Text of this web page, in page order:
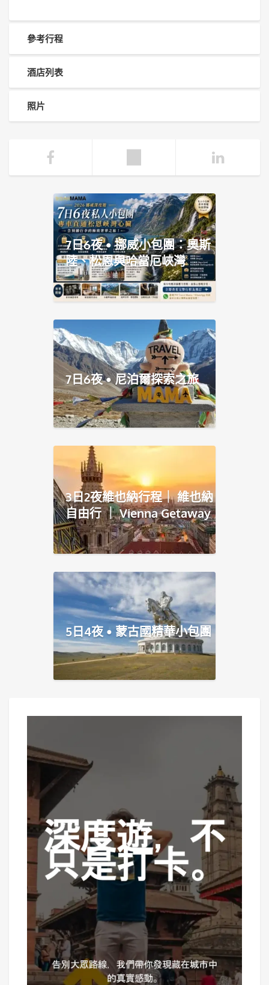
參考行程
酒店列表
照片
7日6夜 • 挪威小包團：奧斯
陸、松恩與哈當厄峽灣
7日6夜 • 尼泊爾探索之旅
3日2夜維也納行程｜ 維也納
自由行 ｜ Vienna Getaway
5日4夜 • 蒙古國精華小包團